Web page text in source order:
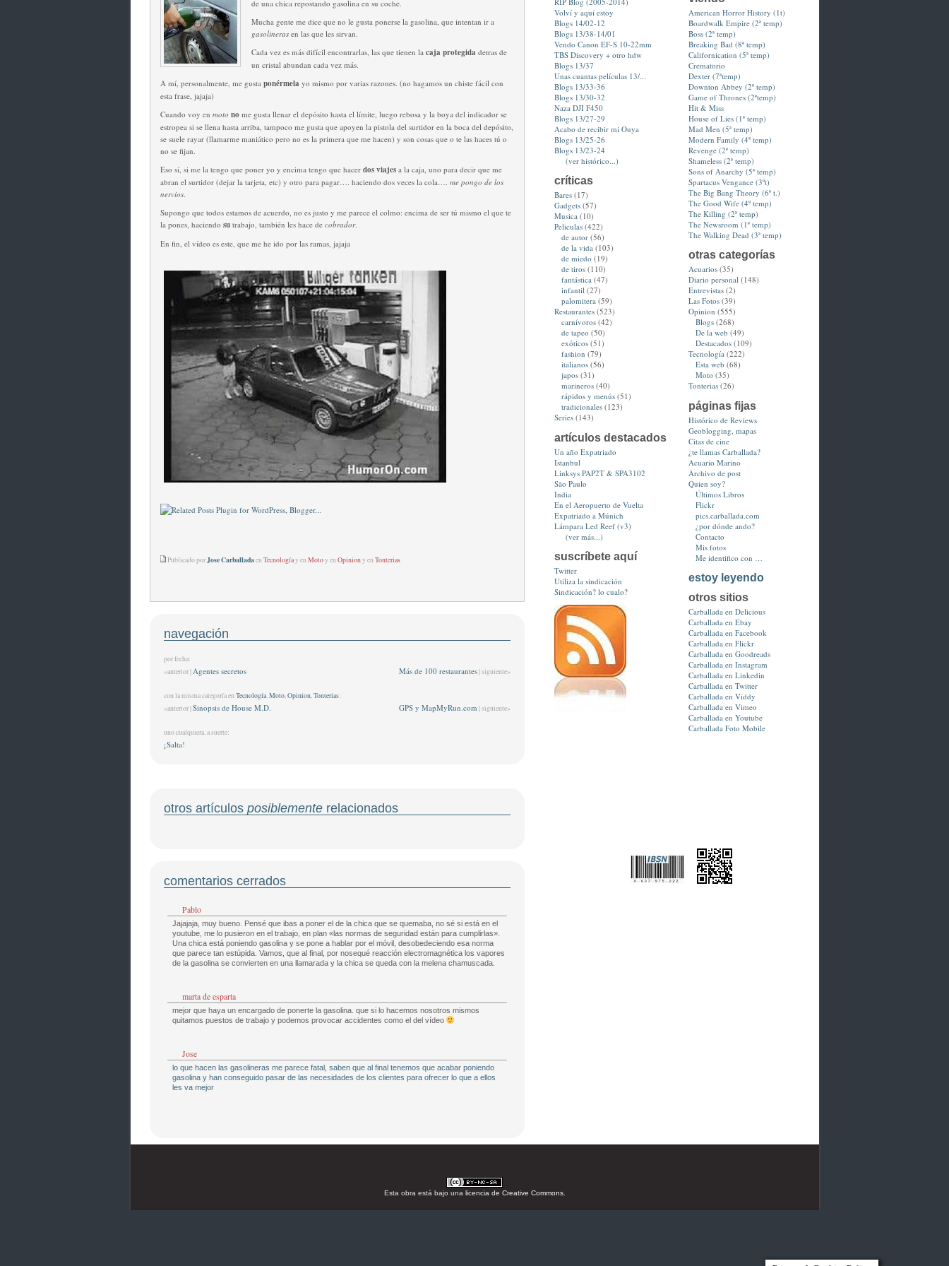
de una chica repostando gasolina en su coche.
Mucha gente me dice que no le gusta ponerse la gasolina, que intentan ir a
gasolineras en las que les sirvan.
Cada vez es más difícil encontrarlas, las que tienen lacaja protegida detras de
un cristal abundan cada vez más.
A mí, personalmente, me gusta ponérmela yo mismo por varias razones. (no hagamos un chiste fácil con
esta frase, jajaja)
Cuando voy en moto no me gusta llenar el depósito hasta el límite, luego rebosa y la boya del indicador se
estropea si se llena hasta arriba, tampoco me gusta que apoyen la pistola del surtidor en la boca del depósito,
se suele rayar (llamarme maniático pero no es la primera que me hacen) y son cosas que o te las haces tú o
no se fijan.
Eso sí, si me la tengo que poner yo y encima tengo que hacer dos viajesa la caja, uno para decir que me
abran el surtidor (dejar la tarjeta, etc) y otro para pagar…. haciendo dos veces la cola…. me pongo de los
nervios.
Supongo que todos estamos de acuerdo, no es justo y me parece el colmo: encima de ser tú mismo el que te
la pones, haciendo su trabajo, también les hace de cobrador.
En fin, el vídeo es este, que me he ido por las ramas, jajaja
Publicado porJose CarballadaenTecnologíay enMotoy enOpiniony enTonterias
navegación
por fecha:
Más de 100 restaurantes| siguiente»
«anterior |Agentes secretos
con la misma categoría enTecnología,Moto,Opinion,Tonterias:
GPS y MapMyRun.com | siguiente»
«anterior |Sinopsis de House M.D.
uno cualquiera, a suerte:
¡Salta!
otros artículos posiblementerelacionados
comentarios cerrados
Pablo
Jajajaja, muy bueno. Pensé que ibas a poner el de la chica que se quemaba, no sé si está en el
youtube, me lo pusieron en el trabajo, en plan «las normas de seguridad están para cumplirlas».
Una chica está poniendo gasolina y se pone a hablar por el móvil, desobedeciendo esa norma
que parece tan estúpida. Vamos, que al final, por nosequé reacción electromagnética los vapores
de la gasolina se convierten en una llamarada y la chica se queda con la melena chamuscada.
marta de esparta
mejor que haya un encargado de ponerte la gasolina. que si lo hacemos nosotros mismos
quitamos puestos de trabajo y podemos provocar accidentes como el del vídeo
Jose
lo que hacen las gasolineras me parece fatal, saben que al final tenemos que acabar poniendo
gasolina y han conseguido pasar de las necesidades de los clientes para ofrecer lo que a ellos
les va mejor
Volví y aquí estoy
Blogs 14/02-12
Blogs 13/38-14/01
Vendo Canon EF-S 10-22mm
TBS Discovery + otro hdw
Blogs 13/37
Unas cuantas películas 13/...
Blogs 13/33-36
Blogs 13/30-32
Naza DJI F450
Blogs 13/27-29
Acabo de recibir mi Ouya
Blogs 13/25-26
Blogs 13/23-24
(ver histórico...)
críticas
Bares(17)
Gadgets(57)
Musica(10)
Peliculas(422)
de autor(56)
de la vida(103)
de miedo (19)
de tiros(110)
fantástica(47)
infantil(27)
palomitera(59)
Restaurantes(523)
carnívoros(42)
de tapeo (50)
exóticos(51)
fashion (79)
italianos(56)
japos(31)
marineros(40)
rápidos y menús(51)
tradicionales(123)
Series(143)
artículos destacados
Un año Expatriado
Istanbul
Linksys PAP2T & SPA3102
São Paulo
India
En el Aeropuerto de Vuelta
Expatriado a Múnich
Lámpara Led Reef (v3)
(ver más...)
suscríbete aquí
Twitter
Utiliza la sindicación
Sindicación? lo cualo?
American Horror History (1t)
Boardwalk Empire (2ª temp)
Boss (2ª temp)
Breaking Bad (8ª temp)
Californication (5ª temp)
Crematorio
Dexter (7ªtemp)
Downton Abbey (2ª temp)
Game of Thrones (2ªtemp)
Hit & Miss
House of Lies (1ª temp)
Mad Men (5ª temp)
Modern Family (4ª temp)
Revenge (2ª temp)
Shameless (2ª temp)
Sons of Anarchy (5ª temp)
Spartacus Vengance (3ºt)
The Big Bang Theory (6ª t.)
The Good Wife (4º temp)
The Killing (2ª temp)
The Newsroom (1ª temp)
The Walking Dead (3ª temp)
otras categorías
Acuarios(35)
Diario personal(148)
Entrevistas(2)
Las Fotos(39)
Opinion (555)
Blogs(268)
De la web (49)
Destacados(109)
Tecnología(222)
Esta web (68)
Moto (35)
Tonterias(26)
páginas fijas
Histórico de Reviews
Geoblogging, mapas
Citas de cine
¿te llamas Carballada?
Acuario Marino
Archivo de post
Quien soy?
Últimos Libros
Flickr
pics.carballada.com
¿por dónde ando?
Contacto
Mis fotos
Me identifico con …
estoy leyendo
otros sitios
Carballada en Delicious
Carballada en Ebay
Carballada en Facebook
Carballada en Flickr
Carballada en Goodreads
Carballada en Instagram
Carballada en Linkedin
Carballada en Twitter
Carballada en Viddy
Carballada en Vimeo
Carballada en Youtube
Carballada Foto Mobile
Esta obra está bajo una licencia de Creative Commons.